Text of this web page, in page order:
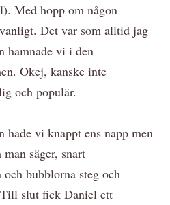
Med hopp om någon
Det var som alltid jag
hamnade vi i den
Okej, kanske inte
och populär.
hade vi knappt ens napp men
säger, snart
bubblorna steg och
slut fick Daniel ett